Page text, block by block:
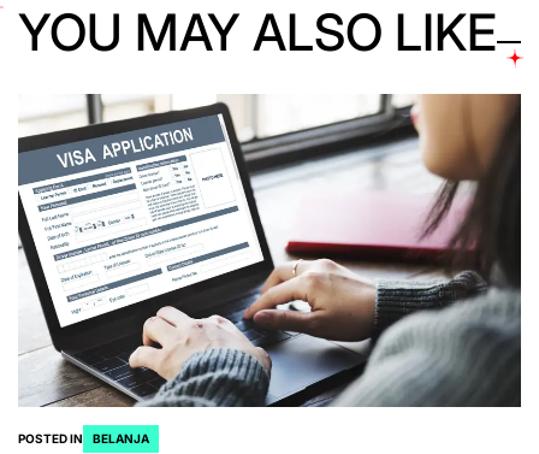
YOU MAY ALSO LIKE
POSTED IN BELANJA